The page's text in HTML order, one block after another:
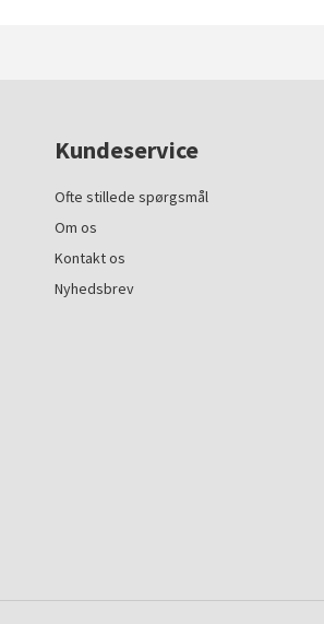
Kundeservice
Ofte stillede spørgsmål
Om os
Kontakt os
Nyhedsbrev